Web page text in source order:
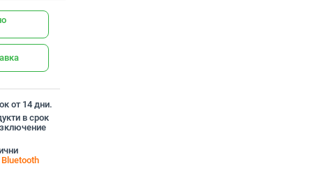
от 14 дни.
в срок
Bluetooth